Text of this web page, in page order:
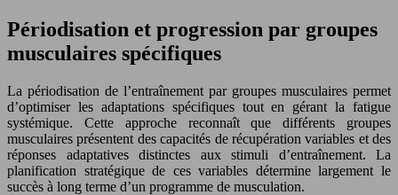
Périodisation et progression par groupes
musculaires spécifiques
La périodisation de l’entraînement par groupes musculaires permet
d’optimiser les adaptations spécifiques tout en gérant la fatigue
systémique. Cette approche reconnaît que différents groupes
musculaires présentent des capacités de récupération variables et des
réponses adaptatives distinctes aux stimuli d’entraînement. La
planification stratégique de ces variables détermine largement le
succès à long terme d’un programme de musculation.